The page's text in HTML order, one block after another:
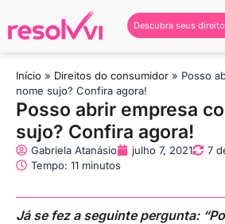
Descubra seus
Início » Direitos do consumidor » Posso
nome sujo? Confira agora!
Posso abrir empresa
sujo? Confira agora!
Gabriela Atanásio julho 7, 2021
7
Tempo: 11 minutos
Já se fez a seguinte pergunta: